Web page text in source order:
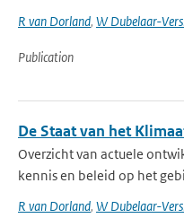
R van Dorland, W Dubelaar-
Publication
De Staat van het
Overzicht van actuele
kennis en beleid op het
R van Dorland, W Dubelaar-